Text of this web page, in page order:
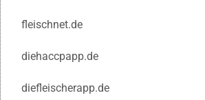
fleischnet.de
diehaccpapp.de
diefleischerapp.de